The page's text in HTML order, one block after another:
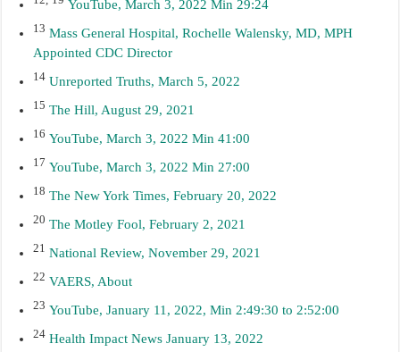
YouTube, March 3, 2022 Min 29:24
13 Mass General Hospital, Rochelle Walensky, MD, MPH
Appointed CDC Director
14 Unreported Truths, March 5, 2022
15 The Hill, August 29, 2021
16 YouTube, March 3, 2022 Min 41:00
17 YouTube, March 3, 2022 Min 27:00
18 The New York Times, February 20, 2022
20 The Motley Fool, February 2, 2021
21 National Review, November 29, 2021
22 VAERS, About
23 YouTube, January 11, 2022, Min 2:49:30 to 2:52:00
24 Health Impact News January 13, 2022